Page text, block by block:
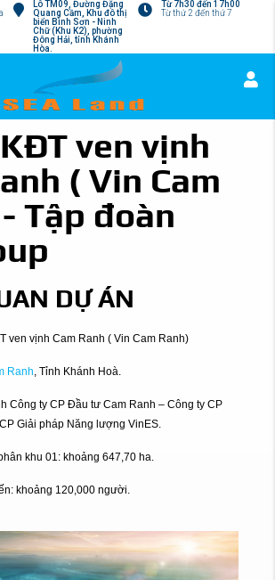
Từ 7h30 đến 17h00
Từ thứ 2 đến thứ 7
Lô TM09, Đường Đặng
Quang Cầm, Khu đô thị
biển Bình Sơn - Ninh
Chữ (Khu K2), phường
Đông Hải, tỉnh Khánh
Hòa.
ven vịnh
( Vin Cam
Tập đoàn
DỰ ÁN
ven vịnh Cam Ranh ( Vin Cam Ranh)
Ranh, Tỉnh Khánh Hoà.
Công ty CP Đầu tư Cam Ranh – Công ty CP
Giải pháp Năng lượng VinES.
khu 01: khoảng 647,70 ha.
khoảng 120,000 người.